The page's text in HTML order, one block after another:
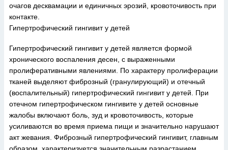
очагов десквамации и единичных эрозий, кровоточивость при
контакте.
Гипертрофический гингивит у детей
Гипертрофический гингивит у детей является формой
хронического воспаления десен, с выраженными
пролиферативными явлениями. По характеру пролиферации
тканей выделяют фиброзный (гранулирующий) и отечный
(воспалительный) гипертрофический гингивит у детей. При
отечном гипертрофическом гингивите у детей основные
жалобы включают боль, зуд и кровоточивость, которые
усиливаются во время приема пищи и значительно нарушают
акт жевания. Фиброзный гипертрофический гингивит, главным